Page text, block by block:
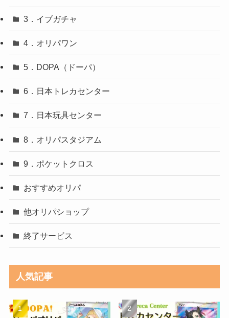
3．イブガチャ
4．オリパワン
5．DOPA（ドーパ）
6．日本トレカセンター
7．日本玩具センター
8．オリパスタジアム
9．ポケットクロス
おすすめオリパ
他オリパショップ
終了サービス
人気記事